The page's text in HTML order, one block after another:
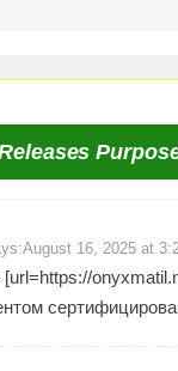
August 16, 2025 at